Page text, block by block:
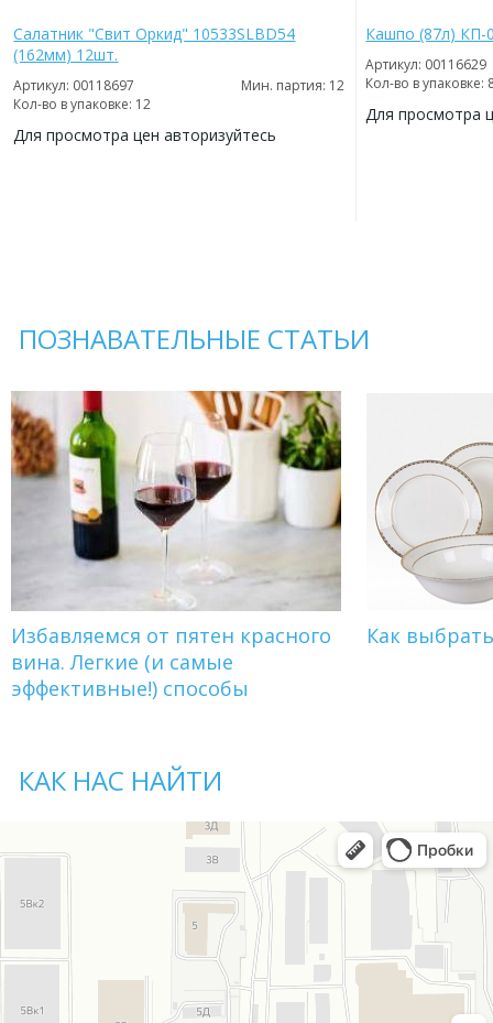
Салатник "Свит Оркид" 10533SLBD54
(162мм) 12шт.
Артикул: 00118697
Мин. партия: 12
Кол-во в упаковке: 12
Для просмотра цен авторизуйтесь
Кашпо (87л) КП-
Артикул: 00116629
Кол-во в упаковке:
Для просмотра
ПОЗНАВАТЕЛЬНЫЕ СТАТЬИ
Избавляемся от пятен красного
вина. Легкие (и самые
эффективные!) способы
Как
КАК НАС НАЙТИ